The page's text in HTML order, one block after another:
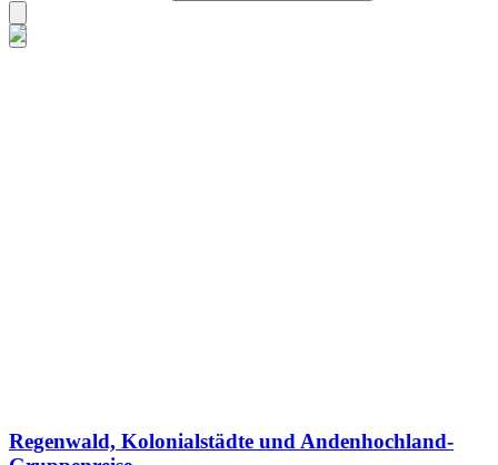
Regenwald, Kolonialstädte und Andenhochland-